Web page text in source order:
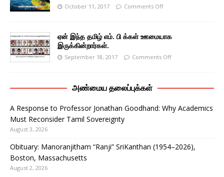
October 11, 2017 Comments Off
ஏன் இந்த தமிழ் எம். பி க்கள் ஊமையாக
இருக்கின்றார்கள்.
September 18, 2017 Comments Off
அண்மைய தலைப்புக்கள்
A Response to Professor Jonathan Goodhand: Why Academics
Must Reconsider Tamil Sovereignty
August 3, 2026
Obituary: Manoranjitham “Ranji” SriKanthan (1954–2026),
Boston, Massachusetts
August 2, 2026